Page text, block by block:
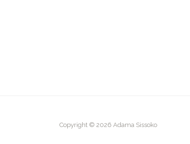
Copyright © 2026 Adama Sissoko